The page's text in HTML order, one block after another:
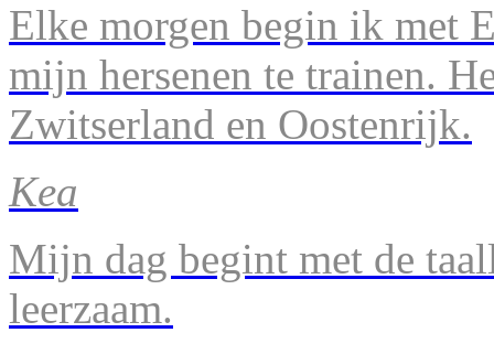
Elke morgen begin ik met
mijn hersenen te trainen.
Zwitserland en Oostenrijk.
Kea
Mijn dag begint met de
leerzaam.